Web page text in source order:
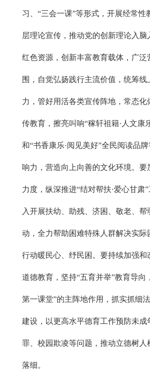
习、“三会一课”等形式，开展经常性
层理论宣传，推动党的创新理论入脑
红色资源，创新丰富教育载体，广泛
围，自觉弘扬践行主流价值，统筹线
力，管好用活各类宣传阵地，常态化
传教育，擦亮叫响“稼轩祖籍·人文康
和“书香康乐·阅见美好”全民阅读品
响力，营造向上向善的文化环境。要
力度，纵深推进“结对帮扶·爱心甘肃
入开展扶幼、助残、济困、敬老、帮
动，全力帮助困难特殊人群解决实际
行动暖民心、纾民困。要持续加强和
道德教育，坚持“五育并举”教育导向
第一课堂”的主阵地作用，抓实抓细
建设，以更高水平德育工作预防未成
罪、校园欺凌等问题，推动立德树人
落细。